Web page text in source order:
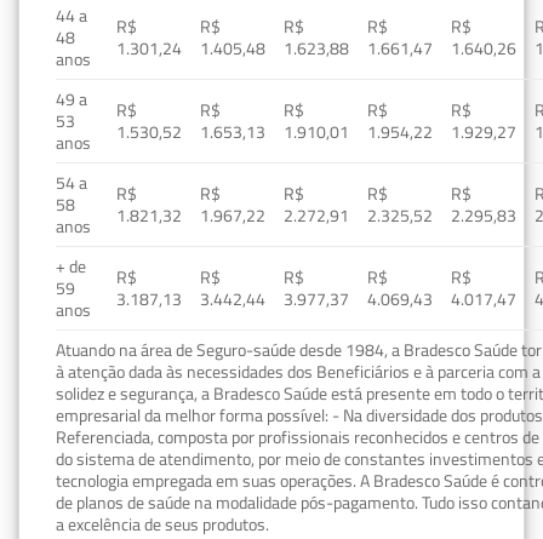
44 a
48
anos
R$
1.301,24
R$
1.405,48
R$
1.623,88
R$
1.661,47
R$
1.640,26
49 a
53
anos
R$
1.530,52
R$
1.653,13
R$
1.910,01
R$
1.954,22
R$
1.929,27
54 a
58
anos
R$
1.821,32
R$
1.967,22
R$
2.272,91
R$
2.325,52
R$
2.295,83
+ de
59
anos
R$
3.187,13
R$
3.442,44
R$
3.977,37
R$
4.069,43
R$
4.017,47
Atuando na área de Seguro-saúde desde 1984, a Bradesco Saúde
à atenção dada às necessidades dos Beneficiários e à parceria com
solidez e segurança, a Bradesco Saúde está presente em todo o
empresarial da melhor forma possível: - Na diversidade dos
Referenciada, composta por profissionais reconhecidos e centros
do sistema de atendimento, por meio de constantes investimentos
tecnologia empregada em suas operações. A Bradesco Saúde é
de planos de saúde na modalidade pós-pagamento. Tudo isso
a excelência de seus produtos.